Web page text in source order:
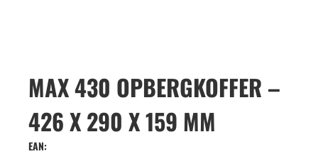
MAX 430 OPBERGKOFFER –
426 X 290 X 159 MM
EAN: